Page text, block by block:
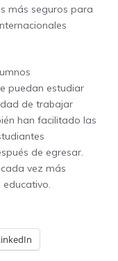
más seguros para
puedan estudiar
de trabajar
han facilitado las
de egresar.
vez más